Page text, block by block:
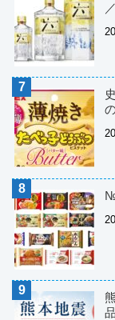
№